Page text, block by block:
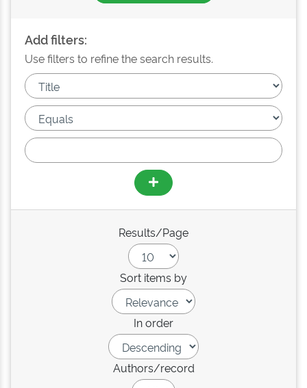
Add filters:
Use filters to refine the search results.
Results/Page
Sort items by
In order
Authors/record